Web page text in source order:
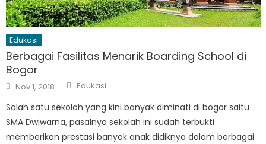
Edukasi
Berbagai Fasilitas Menarik Boarding School di
Bogor
Posted
on
Nov 1, 2018 Author
Edukasi
Salah satu sekolah yang kini banyak diminati di bogor saitu
SMA Dwiwarna, pasalnya sekolah ini sudah terbukti
memberikan prestasi banyak anak didiknya dalam berbagai